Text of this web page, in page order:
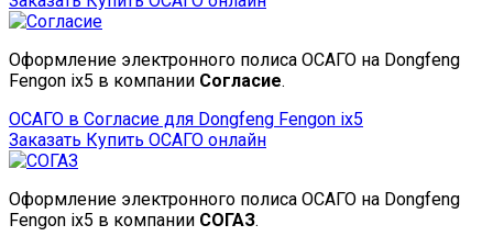
Оформление электронного полиса ОСАГО на Dongfeng
Fengon ix5 в компании Согласие.
ОСАГО в Согласие для Dongfeng Fengon ix5
Заказать Купить ОСАГО онлайн
Оформление электронного полиса ОСАГО на Dongfeng
Fengon ix5 в компании СОГАЗ.